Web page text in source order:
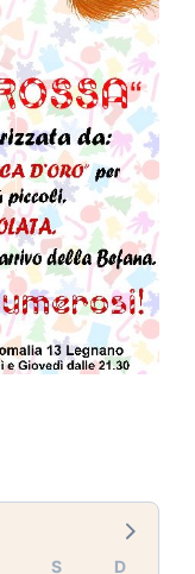
S
D